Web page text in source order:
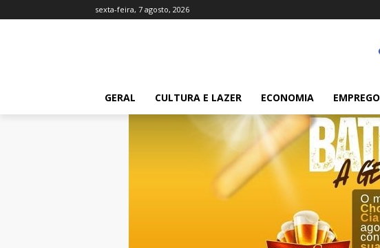
sexta-feira, 7 agosto, 2026
GERAL CULTURA E LAZER ECONOMIA EMPREGO